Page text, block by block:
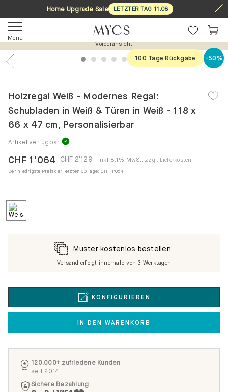
Home Upgrade Sale LETZTER TAG 11 .08
Menü
Vorderansicht
1 2 3 4 5 6 7
100 Tage Rückgabe -50%
Holzregal Weiß - Modernes Regal:
Schubladen in Weiß & Türen in Weiß - 118 x
66 x 47 cm, Personalisierbar
Artikel verfügbar
CHF 2'129
CHF 1'064 inkl. 8.1% MwSt. zzgl. Lieferkosten
Der niedrigste Preis der letzten 30 Tage: CHF 1'054
KONFIGURIEREN
IN DEN WARENKORB
Muster kostenlos bestellen
Versand erfolgt innerhalb von 3 Werktagen
120.000+ zufriedene Kunden
seit 2014
Sichere Bezahlung